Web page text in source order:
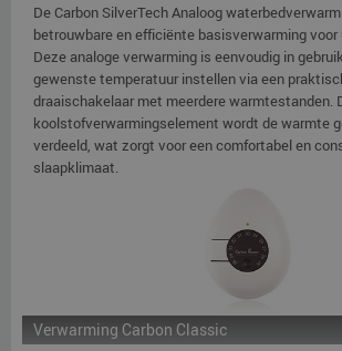
De Carbon SilverTech Analoog
betrouwbare en efficiënte basisverwarming voor
Deze analoge verwarming is eenvoudig in
gewenste temperatuur instellen via een
draaischakelaar met meerdere warmtestanden.
koolstofverwarmingselement wordt de warmte
verdeeld, wat zorgt voor een comfortabel en
slaapklimaat.
Verwarming Carbon Classic